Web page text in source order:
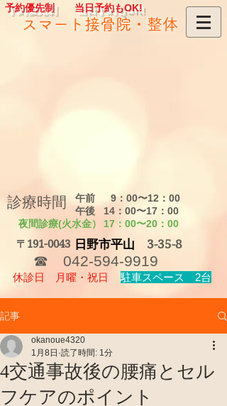
予約優先制 当日予約もOK!
​スマート接骨院・整体
​診療時間 午前
9：00〜12：00
午後
14：00〜17：00
夜間診療(火水金）
​17：00〜20：00
日野市平山 3-35-8
〒191-0043
☎ 042-594-9919
休診日 月曜・祝日 駐車スペース 2台
記事
4交通事故後の腰痛とセル
フケアのポイント
okanoue4320
1月8日 読了時間: 1分